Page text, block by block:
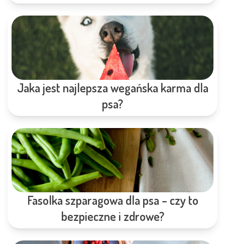
Jaka jest najlepsza wegańska karma dla
psa?
Fasolka szparagowa dla psa – czy to
bezpieczne i zdrowe?